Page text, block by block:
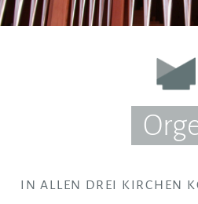
IN ALLEN DREI KIRCHEN